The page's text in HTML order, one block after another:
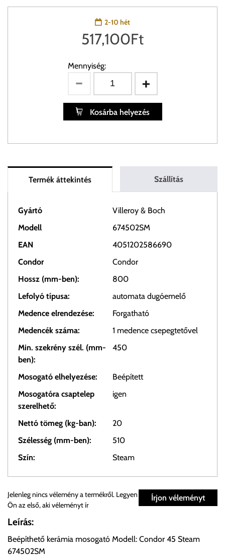
2-10 hét
517,100Ft
Mennyiség:
Kosárba helyezés
Termék áttekintés Szállítás
Gyártó
Villeroy & Boch
Modell
674502SM
EAN
4051202586690
Condor
Condor
Hossz (mm-ben):
800
Lefolyó típusa:
automata dugóemelő
Medence elrendezése:
Forgatható
Medencék száma:
1 medence csepegtetővel
Min. szekrény szél. (mm-
ben):
450
Mosogató elhelyezése:
Beépített
Mosogatóra csaptelep
szerelhető:
igen
Nettó tömeg (kg-ban):
20
Szélesség (mm-ben):
510
Szín:
Steam
Személyes átvétel:
Önnek lehetősége van rendelését a beérkezést követően
ingyenesen átvenni Budapesti Cégcsoportunk Stúdiójában
előre egyeztetett időpontban.
Írjon véleményt
Jelenleg nincs vélemény a termékről. Legyen
Ön az első, aki véleményt ír
Leírás:
Beépíthető kerámia mosogató Modell: Condor 45 Steam
674502SM